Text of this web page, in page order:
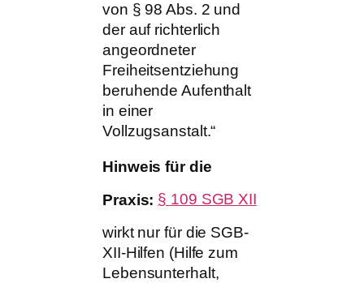
von § 98 Abs. 2 und
der auf richterlich
angeordneter
Freiheitsentziehung
beruhende Aufenthalt
in einer
Vollzugsanstalt.“
Hinweis für die
Praxis: § 109 SGB XII
wirkt nur für die SGB-
XII-Hilfen (Hilfe zum
Lebensunterhalt,